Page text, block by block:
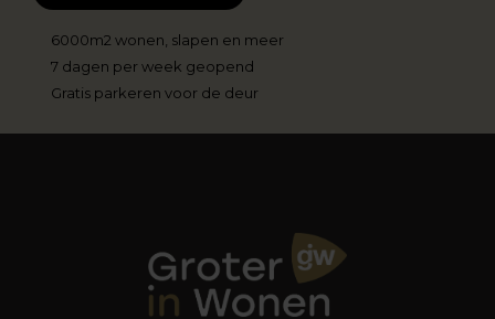
6000m2 wonen, slapen en meer
7 dagen per week geopend
Gratis parkeren voor de deur